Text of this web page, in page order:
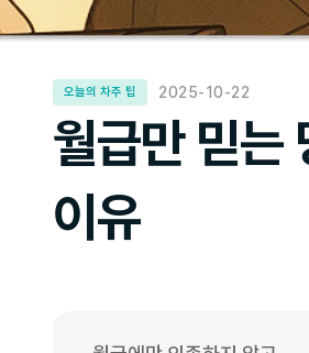
오늘의 차주 팁 2025-10-22
월급만 믿는
이유